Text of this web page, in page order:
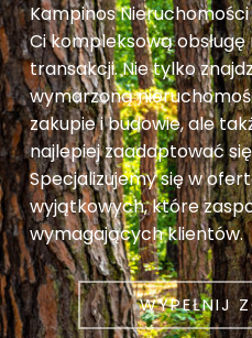
Kampinos
Ci kompleksową
transakcji. Nie tylko
wymarzoną
zakupie i budowie, ale
najlepiej zaadaptować
Specjalizujemy się w
wyjątkowych, które
wymagających klientów.
WYPEŁNIJ